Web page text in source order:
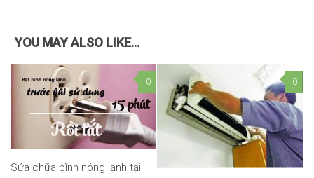
YOU MAY ALSO LIKE...
0
Sửa chữa bình nóng lạnh tại
0